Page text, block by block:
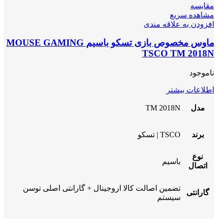
مقایسه
مشاهده سریع
افزودن به علاقه مندی
ماوس مخصوص بازی تسکو باسیم MOUSE GAMING
TSCO TM 2018N
ناموجود
اطلاعات بیشتر
مدل TM 2018N
برند TSCO | تسکو
نوع
اتصال
باسیم
گارانتی
تضمین اصالت کالا اروجینال + گارانتی اصلی توسن
سیستم